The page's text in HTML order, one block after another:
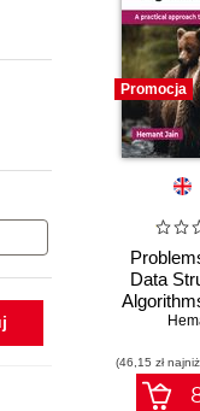
Promocja
Data
(46,15 zł